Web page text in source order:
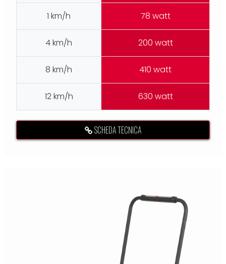
1 km/h 78 watt
4 km/h 200 watt
8 km/h 410 watt
12 km/h 630 watt
SCHEDA TECNICA